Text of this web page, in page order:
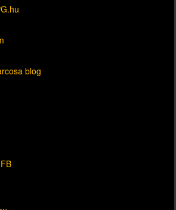
blog